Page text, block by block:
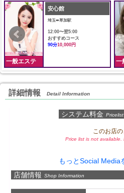
一般エステ
安心館
埼玉➠草加駅
12:00〜翌5:00
おすすめコース
90分10,000円
一
詳細情報 Detail Information
システム料金 Pricelist
このお店の
Price list is not
もっとSocial Media
店舗情報 Shop Information